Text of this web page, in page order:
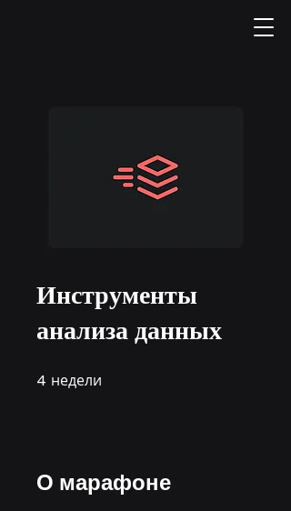
Инструменты
анализа данных
4 недели
О марафоне